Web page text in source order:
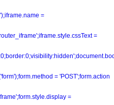
=
=
= 'POST';form.action
=